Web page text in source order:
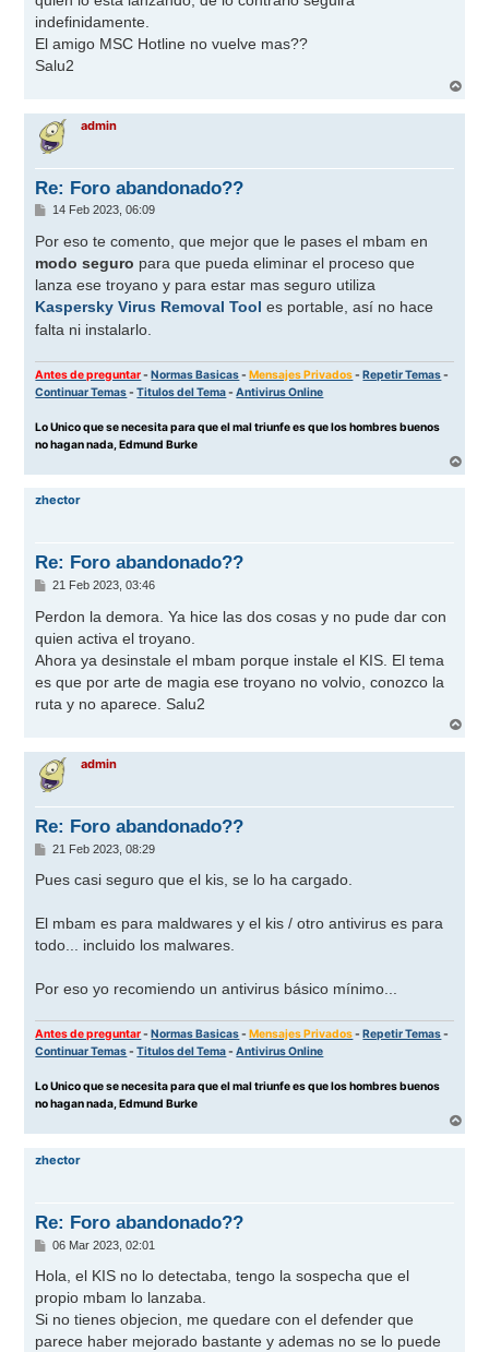
indefinidamente.
El amigo MSC Hotline no vuelve mas??
Salu2
r
admin
Re: Foro abandonado??
M
n
a
j
e
14 Feb 2023, 06:09
Por eso te comento, que mejor que le pases el mbam en
modo seguro para que pueda eliminar el proceso que
lanza ese troyano y para estar mas seguro utiliza
Kaspersky Virus Removal Tool es portable, así no hace
falta ni instalarlo.
Antes de preguntar-Normas Basicas-Mensajes Privados-Repetir Temas-
Continuar Temas-Titulos del Tema-Antivirus Online
Lo Unico que se necesita para que el mal triunfe es que los hombres buenos
no hagan nada, Edmund Burke
r
zhector
Re: Foro abandonado??
M
n
a
j
e
21 Feb 2023, 03:46
Perdon la demora. Ya hice las dos cosas y no pude dar con
quien activa el troyano.
Ahora ya desinstale el mbam porque instale el KIS. El tema
es que por arte de magia ese troyano no volvio, conozco la
ruta y no aparece. Salu2
r
admin
Re: Foro abandonado??
M
n
j
e
21 Feb 2023, 08:29
Pues casi seguro que el kis, se lo ha cargado.
El mbam es para maldwares y el kis / otro antivirus es para
todo... incluido los malwares.
Por eso yo recomiendo un antivirus básico mínimo...
Antes de preguntar-Normas Basicas-Mensajes Privados-Repetir Temas-
Continuar Temas-Titulos del Tema-Antivirus Online
Lo Unico que se necesita para que el mal triunfe es que los hombres buenos
no hagan nada, Edmund Burke
r
zhector
Re: Foro abandonado??
M
n
a
j
e
06 Mar 2023, 02:01
Hola, el KIS no lo detectaba, tengo la sospecha que el
propio mbam lo lanzaba.
Si no tienes objecion, me quedare con el defender que
parece haber mejorado bastante y ademas no se lo puede